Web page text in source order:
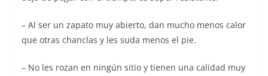
– Al ser un zapato muy abierto, dan mucho menos calor
que otras chanclas y les suda menos el pie.
– No les rozan en ningún sitio y tienen una calidad muy